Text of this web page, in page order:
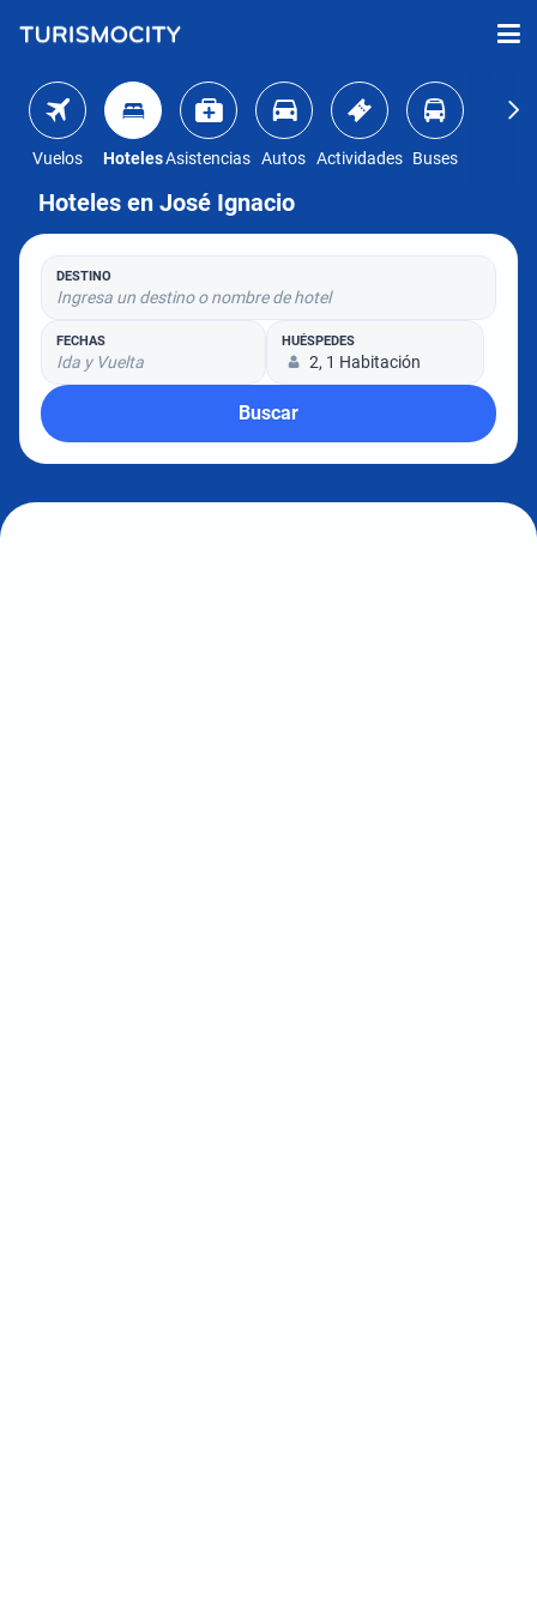
Vuelos HotelesAsistencias Autos Actividades Buses
Hoteles en José Ignacio
DESTINO
Ingresa un destino o nombre de hotel
FECHAS
Ida y Vuelta
HUÉSPEDES
2, 1 Habitación
Buscar